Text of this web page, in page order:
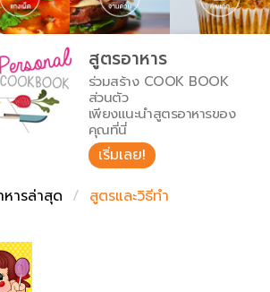
หน่วยการตวง
อุณหภูมิ
น้ำหนักวัตถุดิบ
สูตรอาหาร
ร่วมสร้าง COOK BOOK
ส่วนตัว
เพียงแนะนำสูตรอาหารของ
คุณที่นี่
เริ่มเลย!
ารล่าสุด สูตรและวิธีทำ